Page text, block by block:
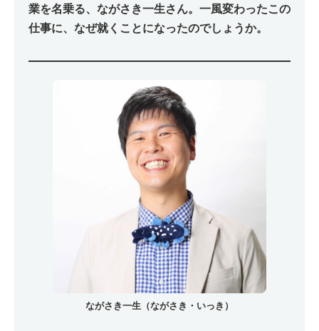
コロナ禍で開けた自分自身の存在価値
本当に頑張った人が報われる世の中に
ながさき一生さんの書籍
業を名乗る、ながさき一生さん。一風変わったこの
仕事に、なぜ就くことになったのでしょうか。
ながさき一生（ながさき・いっき）